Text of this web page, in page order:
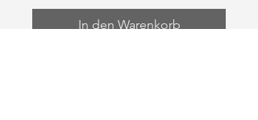
In den Warenkorb